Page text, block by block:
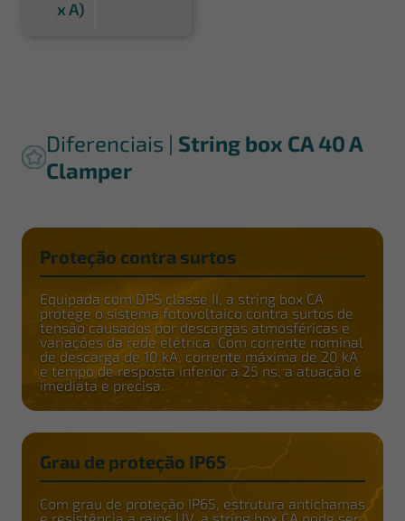
x A)
Diferenciais | String box CA 40 A
Clamper
Proteção contra surtos
Equipada com DPS classe II, a string box CA
protege o sistema fotovoltaico contra surtos de
tensão causados por descargas atmosféricas e
variações da rede elétrica. Com corrente nominal
de descarga de 10 kA, corrente máxima de 20 kA
e tempo de resposta inferior a 25 ns, a atuação é
imediata e precisa.
Grau de proteção IP65
Com grau de proteção IP65, estrutura antichamas